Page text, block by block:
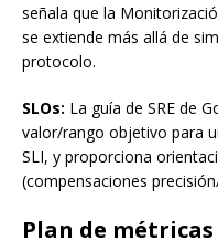
señala que la
se extiende más allá de
protocolo.
SLOs: La guía de SRE de
valor/rango objetivo para
SLI, y proporciona
(compensaciones
Plan de métricas